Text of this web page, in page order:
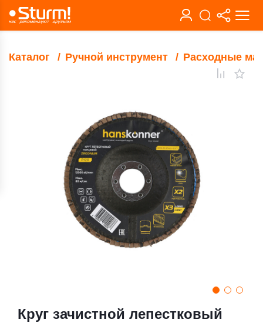
Каталог Ручной инструмент Расходные
Круг зачистной лепестковый